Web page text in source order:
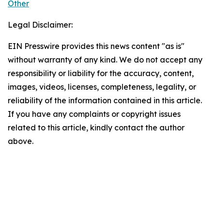
Other
Legal Disclaimer:
EIN Presswire provides this news content "as is"
without warranty of any kind. We do not accept any
responsibility or liability for the accuracy, content,
images, videos, licenses, completeness, legality, or
reliability of the information contained in this article.
If you have any complaints or copyright issues
related to this article, kindly contact the author
above.